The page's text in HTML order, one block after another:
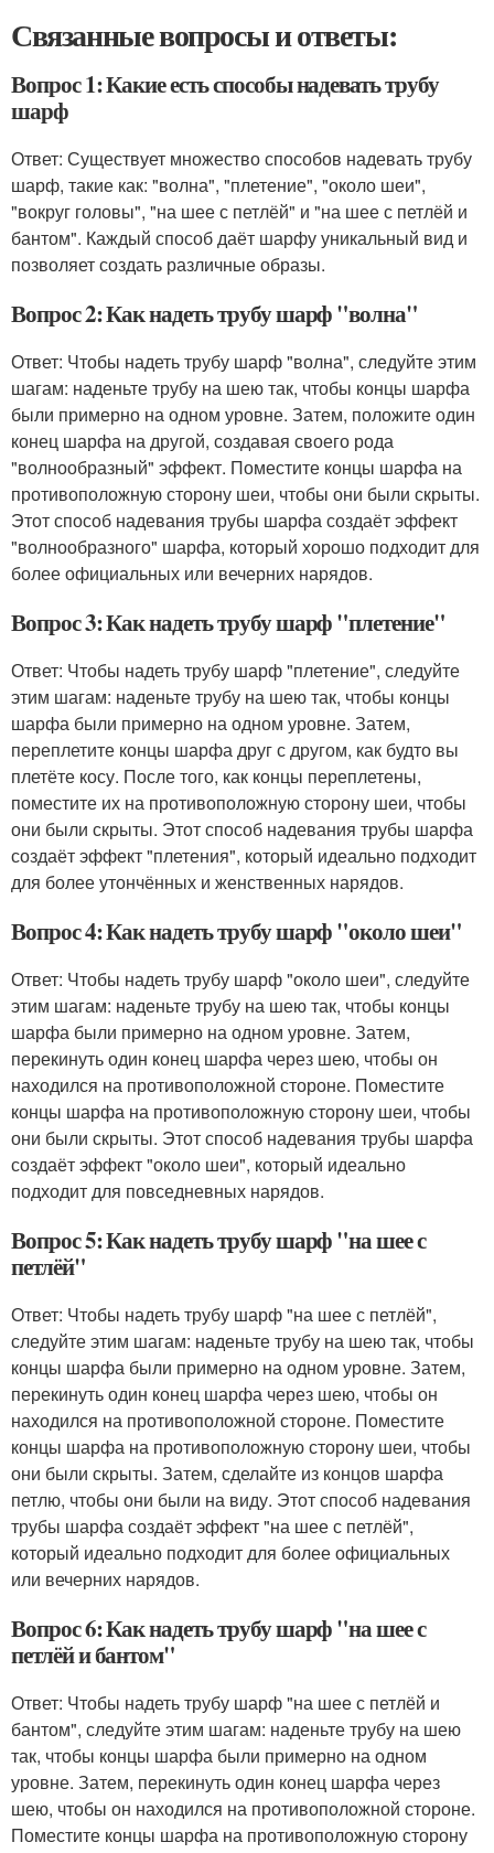
Связанные вопросы и ответы:
Вопрос 1: Какие есть способы надевать трубу
шарф
Ответ: Существует множество способов надевать трубу
шарф, такие как: "волна", "плетение", "около шеи",
"вокруг головы", "на шее с петлёй" и "на шее с петлёй и
бантом". Каждый способ даёт шарфу уникальный вид и
позволяет создать различные образы.
Вопрос 2: Как надеть трубу шарф "волна"
Ответ: Чтобы надеть трубу шарф "волна", следуйте этим
шагам: наденьте трубу на шею так, чтобы концы шарфа
были примерно на одном уровне. Затем, положите один
конец шарфа на другой, создавая своего рода
"волнообразный" эффект. Поместите концы шарфа на
противоположную сторону шеи, чтобы они были скрыты.
Этот способ надевания трубы шарфа создаёт эффект
"волнообразного" шарфа, который хорошо подходит для
более официальных или вечерних нарядов.
Вопрос 3: Как надеть трубу шарф "плетение"
Ответ: Чтобы надеть трубу шарф "плетение", следуйте
этим шагам: наденьте трубу на шею так, чтобы концы
шарфа были примерно на одном уровне. Затем,
переплетите концы шарфа друг с другом, как будто вы
плетёте косу. После того, как концы переплетены,
поместите их на противоположную сторону шеи, чтобы
они были скрыты. Этот способ надевания трубы шарфа
создаёт эффект "плетения", который идеально подходит
для более утончённых и женственных нарядов.
Вопрос 4: Как надеть трубу шарф "около шеи"
Ответ: Чтобы надеть трубу шарф "около шеи", следуйте
этим шагам: наденьте трубу на шею так, чтобы концы
шарфа были примерно на одном уровне. Затем,
перекинуть один конец шарфа через шею, чтобы он
находился на противоположной стороне. Поместите
концы шарфа на противоположную сторону шеи, чтобы
они были скрыты. Этот способ надевания трубы шарфа
создаёт эффект "около шеи", который идеально
подходит для повседневных нарядов.
Вопрос 5: Как надеть трубу шарф "на шее с
петлёй"
Ответ: Чтобы надеть трубу шарф "на шее с петлёй",
следуйте этим шагам: наденьте трубу на шею так, чтобы
концы шарфа были примерно на одном уровне. Затем,
перекинуть один конец шарфа через шею, чтобы он
находился на противоположной стороне. Поместите
концы шарфа на противоположную сторону шеи, чтобы
они были скрыты. Затем, сделайте из концов шарфа
петлю, чтобы они были на виду. Этот способ надевания
трубы шарфа создаёт эффект "на шее с петлёй",
который идеально подходит для более официальных
или вечерних нарядов.
Вопрос 6: Как надеть трубу шарф "на шее с
петлёй и бантом"
Ответ: Чтобы надеть трубу шарф "на шее с петлёй и
бантом", следуйте этим шагам: наденьте трубу на шею
так, чтобы концы шарфа были примерно на одном
уровне. Затем, перекинуть один конец шарфа через
шею, чтобы он находился на противоположной стороне.
Поместите концы шарфа на противоположную сторону